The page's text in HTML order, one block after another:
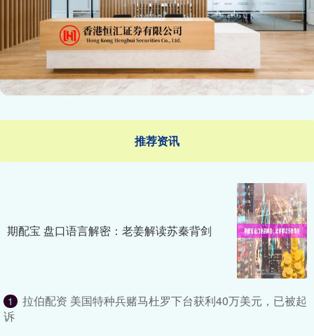
推荐资讯
期配宝 盘口语言解密：老姜解读苏秦背剑
1
拉伯配资 美国特种兵赌马杜罗下台获利40万美元，已被起
诉